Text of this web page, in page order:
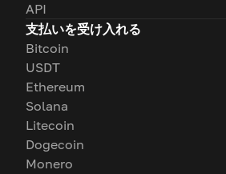
API
支払いを受け入れる
Bitcoin
USDT
Ethereum
Solana
Litecoin
Dogecoin
Monero